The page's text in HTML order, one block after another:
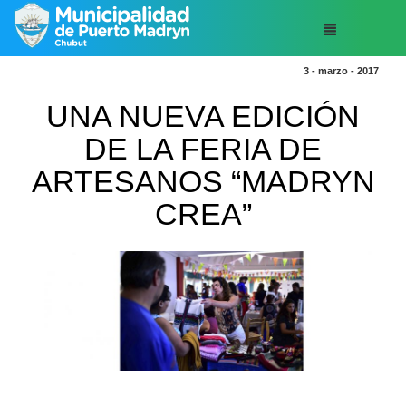
3 - marzo - 2017
UNA NUEVA EDICIÓN
DE LA FERIA DE
ARTESANOS “MADRYN
CREA”